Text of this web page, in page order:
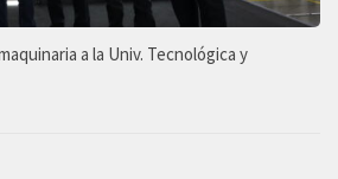
a la Univ. Tecnológica y